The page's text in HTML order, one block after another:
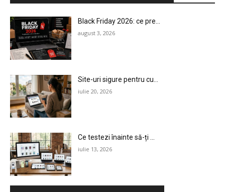
HOMEPAGE
NEWS
E-COMMERCE
Black Friday 2026: ce pre...
august 3, 2026
Site-uri sigure pentru cu...
iulie 20, 2026
Ce testezi înainte să-ți ...
iulie 13, 2026